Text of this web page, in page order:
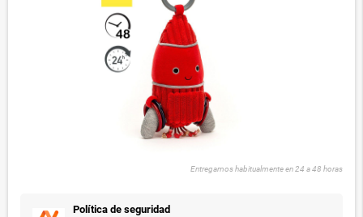
Entregamos habitualmente en 24 a 48 horas
Política de seguridad